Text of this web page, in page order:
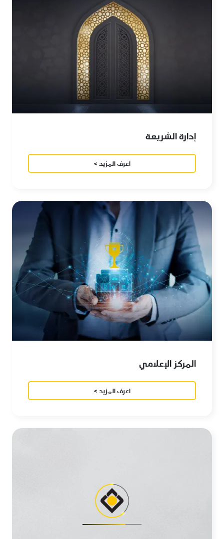
إدارة الشريعة
اعرف المزيد >
المركز الإعلامي
اعرف المزيد >